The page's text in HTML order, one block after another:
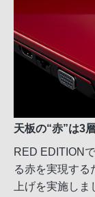
天板の“赤”は3
RED EDITION
る赤を実現する
上げを実施し